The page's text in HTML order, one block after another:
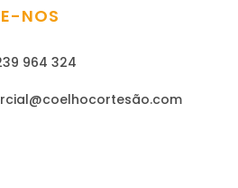
NOS
964 324